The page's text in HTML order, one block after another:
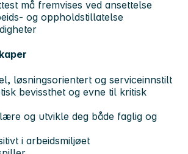
må fremvises ved ansettelse
og oppholdstillatelse
løsningsorientert og serviceinnstilt
bevissthet og evne til kritisk
og utvikle deg både faglig og
i arbeidsmiljøet